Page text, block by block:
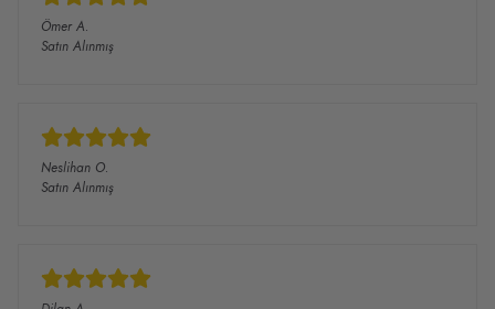
Ömer A.
Satın Alınmış
Neslihan O.
Satın Alınmış